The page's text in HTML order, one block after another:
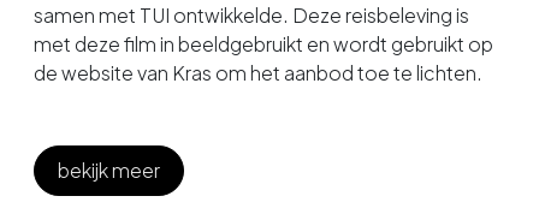
samen met TUI ontwikkelde. Deze reisbeleving is
met deze film in beeldgebruikt en wordt gebruikt op
de website van Kras om het aanbod toe te lichten.
bekijk meer